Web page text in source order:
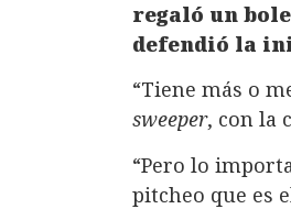
regaló un
defendió la
“Tiene más o
sweeper, con la
“Pero lo
pitcheo que es